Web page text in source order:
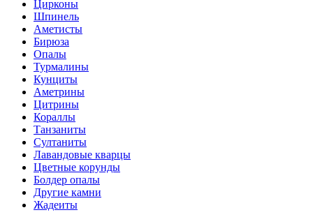
Цирконы
Шпинель
Аметисты
Бирюза
Опалы
Турмалины
Кунциты
Аметрины
Цитрины
Кораллы
Танзаниты
Султаниты
Лавандовые кварцы
Цветные корунды
Болдер опалы
Другие камни
Жадеиты